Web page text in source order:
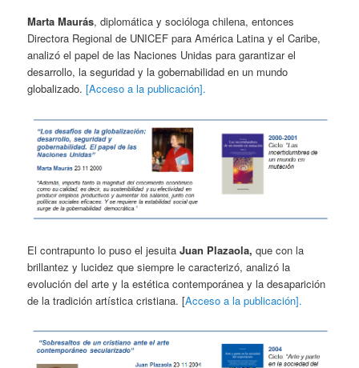
Marta Maurás, diplomática y socióloga chilena, entonces
Directora Regional de UNICEF para América Latina y el Caribe,
analizó el papel de las Naciones Unidas para garantizar el
desarrollo, la seguridad y la gobernabilidad en un mundo
globalizado.[Acceso a la publicación].
El contrapunto lo puso el jesuitaJuan Plazaola, que con la
brillantez y lucidez que siempre le caracterizó, analizó la
evolución del arte y la estética contemporánea y la desaparición
de la tradición artística cristiana. [Acceso a la publicación].